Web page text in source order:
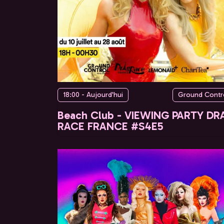
18:00 - Aujourd'hui Ground
Beach Club - VIEWING PARTY
RACE FRANCE #S4E5